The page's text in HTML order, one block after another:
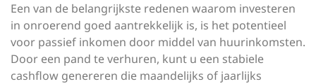
Een van de belangrijkste redenen waarom investeren
in onroerend goed aantrekkelijk is, is het potentieel
voor passief inkomen door middel van huurinkomsten.
Door een pand te verhuren, kunt u een stabiele
cashflow genereren die maandelijks of jaarlijks